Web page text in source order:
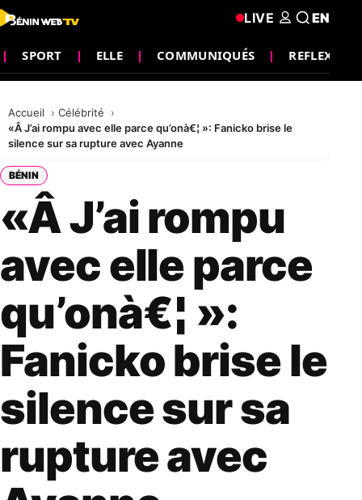
SPORT ELLE COMMUNIQUÉS REFLEXION
LIVE EN
Accueil
Célébrité
«Â J’ai rompu avec elle parce qu’onà€¦ »: Fanicko brise le
silence sur sa rupture avec Ayanne
BÉNIN
«Â J’ai rompu
avec elle parce
qu’onà€¦ »:
Fanicko brise le
silence sur sa
rupture avec